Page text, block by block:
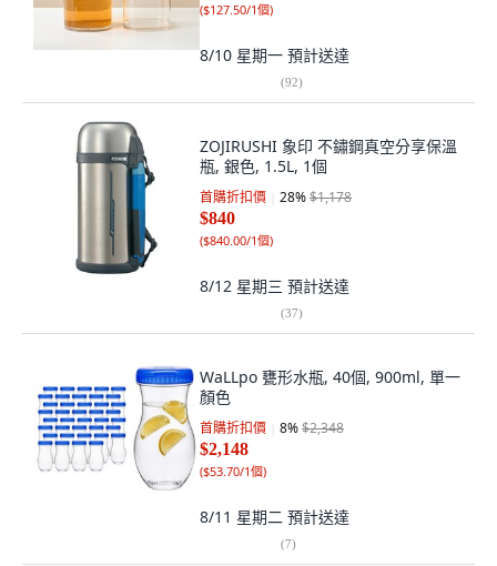
($127.50/1個)
8/10 星期一 預計送達
(92)
ZOJIRUSHI 象印 不鏽鋼真空分享保溫
瓶, 銀色, 1.5L, 1個
首購折扣價 28%$1,178
$840
($840.00/1個)
8/12 星期三 預計送達
(37)
WaLLpo 甕形水瓶, 40個, 900ml, 單一
顏色
首購折扣價 8%$2,348
$2,148
($53.70/1個)
8/11 星期二 預計送達
(7)